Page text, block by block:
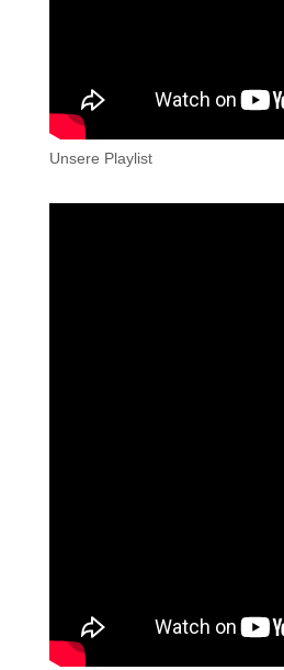
Unsere Playlist